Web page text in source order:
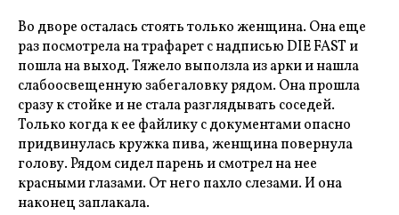
Во дворе осталась стоять только женщина. Она еще
раз посмотрела на трафарет с надписью DIE FAST и
пошла на выход. Тяжело выползла из арки и нашла
слабоосвещенную забегаловку рядом. Она прошла
сразу к стойке и не стала разглядывать соседей.
Только когда к ее файлику с документами опасно
придвинулась кружка пива, женщина повернула
голову. Рядом сидел парень и смотрел на нее
красными глазами. От него пахло слезами. И она
наконец заплакала.